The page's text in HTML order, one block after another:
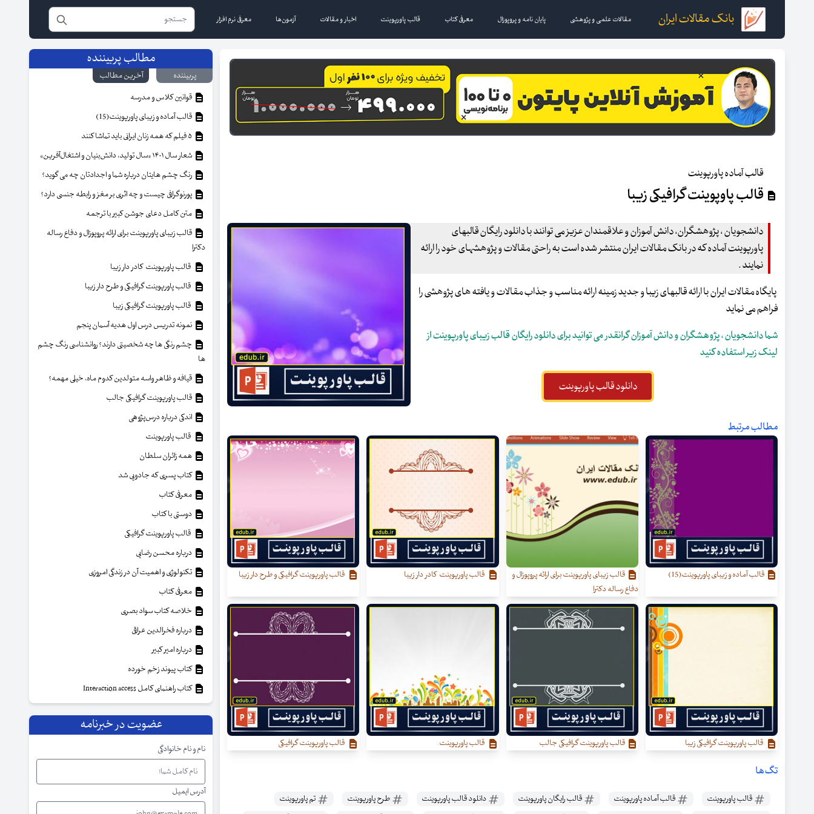
بانک مقالات ایران مقالات علمی و پژوهشی پایان نامه و پروپوزال معرفی کتاب قالب پاورپوینت اخبار و مقالات آزمون‌ها معرفی نرم افزار
قالب آماده پاورپوینت
قالب پاوپوینت گرافیکی زیبا
دانشجویان ، پژوهشگران، دانش آموزان و علاقمندان عزیز می توانند با دانلود رایگان قالبهای
پاورپوینت آماده که در بانک مقالات ایران منتشر شده است به راحتی مقالات و پژوهشهای خود را ارائه
نمایند .
پایگاه مقالات ایران با ارائه قالبهای زیبا و جدید زمینه ارائه مناسب و جذاب مقالات و یافته های پژوهشی را
فراهم می نماید
شما دانشجویان ، پژوهشگران و دانش آموزان گرانقدر می توانید برای دانلود رایگان قالب زیبای پاورپوینت از
لینک زیر استفاده کنید
دانلود قالب پاورپوینت
مطالب مرتبط
قالب آماده و زیبای پاورپوینت(15)
قالب زیبای پاورپوینت برای ارائه پروپوزال و
دفاع رساله دکترا
قالب پاورپوینت کادر دار زیبا قالب پاورپوینت گرافیکی و طرح دار زیبا
قالب پاورپوینت گرافیکی زیبا قالب پاورپوینت گرافیکی جالب قالب پاورپوینت قالب پاورپوینت گرافیکی
تگ‌ها
قالب پاورپوینت قالب آماده پاورپوینت قالب رایگان پاورپوینت دانلود قالب پاورپوینت طرح پاورپوینت
تم پاورپوینت
مطالب پربیننده
پربیننده
آخرین مطالب
قوانین کلاس و مدرسه
قالب آماده و زیبای پاورپوینت(15)
شعار سال ۱۴۰۱ «سال تولید، دانش‌بنیان و اشتغال‌آفرین»
رنگ چشم هایتان درباره شما و اجدادتان چه می گوید؟
پورنوگرافی چیست و چه اثری بر مغز و رابطه جنسی دارد؟
متن کامل دعای جوشن کبیر با ترجمه
قالب زیبای پاورپوینت برای ارائه پروپوزال و دفاع رساله
دکترا
قالب پاورپوینت کادر دار زیبا
قالب پاورپوینت گرافیکی و طرح دار زیبا
قالب پاورپوینت گرافیکی زیبا
نمونه تدریس درس اول هدیه آسمان پنجم
چشم رنگی ها چه شخصیتی دارند؟ روانشناسی رنگ چشم
ها
قیافه و ظاهر واسه متولدین کدوم ماه، خیلی مهمه؟
قالب پاورپوینت گرافیکی جالب
اندکی درباره درس‌پژوهی
قالب پاورپوینت
همه زائران سلطان
کتاب پسری که جادویی شد
معرفی کتاب
دوستی با کتاب
قالب پاورپوینت گرافیکی
درباره محسن رضایی
تکنولوژی و اهمیت آن در زندگی امروزی
معرفی کتاب
خلاصه کتاب سواد بصری
درباره فخرالدین عراقی
درباره امیر کبیر
کتاب پیوند زخم خورده
کتاب راهنمای کامل Interaction access
عضویت در خبرنامه
نام و نام خانوادگی
آدرس ایمیل